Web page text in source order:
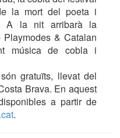
la mort del poeta i
A la nit arribarà la
& Catalan
música de cobla i
gratuïts, llevat del
Brava. En aquest
a partir de
.